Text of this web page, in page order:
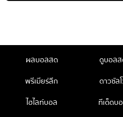
ผลบอลสด ดูบอล
พรีเมียร์ลีก
ดาวซัล
ไฮไลท์บอล
ทีเด็ดบ